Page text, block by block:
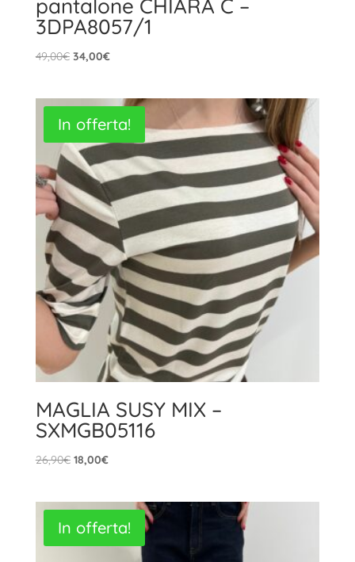
pantalone CHIARA C –
3DPA8057/1
49,00€ Il
era:
49,00€.
34,00€Il
è:
34,00€.
In offerta!
MAGLIA SUSY MIX –
SXMGB05116
26,90€ Il
era:
26,90€.
18,00€Il
è:
18,00€.
In offerta!